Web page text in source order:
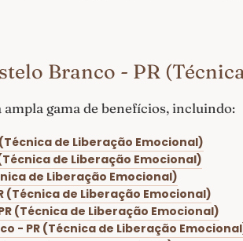
Branco - PR
gama de benefícios, incluindo:
de Liberação Emocional)
de Liberação Emocional)
de Liberação Emocional)
(Técnica de Liberação Emocional)
(Técnica de Liberação Emocional)
- PR (Técnica de Liberação